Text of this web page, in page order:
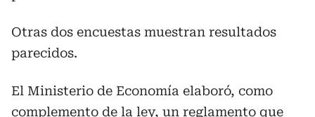
Otras dos encuestas muestran resultados
parecidos.
El Ministerio de Economía elaboró, como
complemento de la ley, un reglamento que